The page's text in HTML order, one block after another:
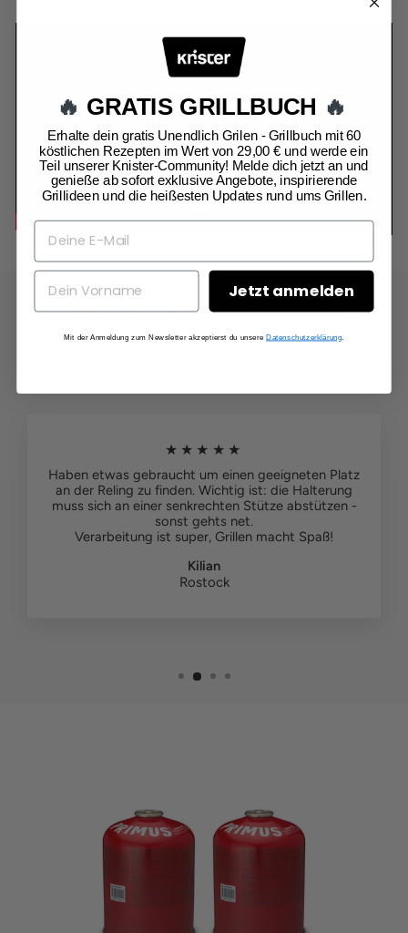
DAS SAGEN UNSERE WASSER
SPORTLER
★★★★★
Haben etwas gebraucht um einen geeigneten Platz
an der Reling zu finden. Wichtig ist: die Halterung
muss sich an einer senkrechten Stütze abstützen -
sonst gehts net.
Verarbeitung ist super, Grillen macht Spaß!
Kilian
Rostock
🔥 GRATIS GRILLBUCH 🔥
Erhalte dein gratis Unendlich Grilen - Grillbuch mit 60
köstlichen Rezepten im Wert von 29,00 € und werde ein
Teil unserer Knister-Community! Melde dich jetzt an und
genieße ab sofort exklusive Angebote, inspirierende
Grillideen und die heißesten Updates rund ums Grillen.
Jetzt anmelden
Mit der Anmeldung zum Newsletter akzeptierst du unsereDatenschutzerklärung